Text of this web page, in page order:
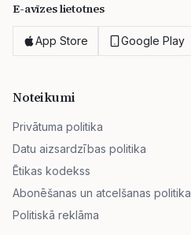
E-avīzes lietotnes
App Store Google Play
Noteikumi
Privātuma politika
Datu aizsardzības politika
Ētikas kodekss
Abonēšanas un atcelšanas politika
Politiskā reklāma